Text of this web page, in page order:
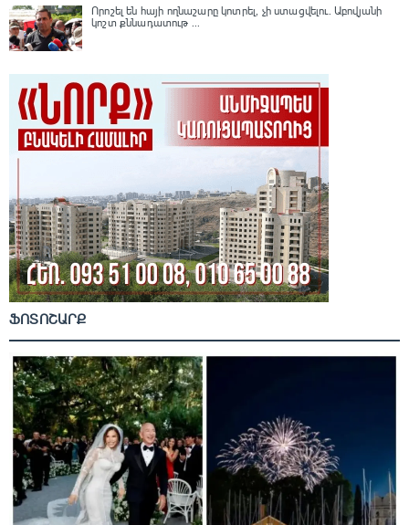
Որոշել են հայի ողնաշարը կոտրել, չի ստացվելու․ Աբովյանի
կոշտ քննադատութ ...
ՖՈՏՈՇԱՐՔ